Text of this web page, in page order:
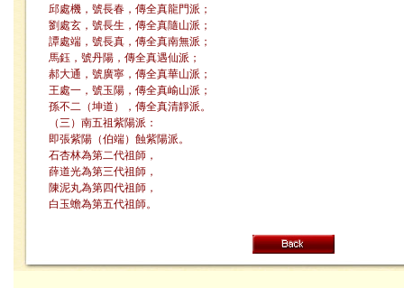
邱處機，號長春，傳全真龍門派；
劉處玄，號長生，傳全真隨山派；
譚處端，號長真，傳全真南無派；
馬鈺，號丹陽，傳全真遇仙派；
郝大通，號廣寧，傳全真華山派；
王處一，號玉陽，傳全真崳山派；
孫不二（坤道），傳全真清靜派。
（三）南五祖紫陽派：
即張紫陽（伯端）蝕紫陽派。
石杏林為第二代祖師，
薛道光為第三代祖師，
陳泥丸為第四代祖師，
白玉蟾為第五代祖師。